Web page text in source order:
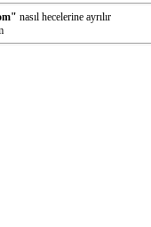
nasıl hecelerine ayrılır